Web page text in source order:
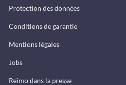
Protection des données
Conditions de garantie
Mentions légales
Jobs
Reimo dans la presse